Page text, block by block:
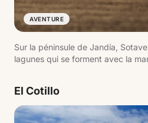
AVENTURE
Sur la péninsule de Jandía,
lagunes qui se forment avec la
à voile et le kitesurf en Europe.
El Cotillo